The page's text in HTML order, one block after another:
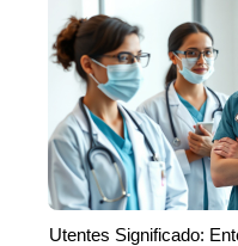
Utentes Significado: